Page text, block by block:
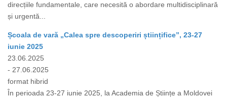
direcțiile fundamentale, care necesită o abordare multidisciplinară
și urgentă...
Școala de vară „Calea spre descoperiri științifice”, 23-27
iunie 2025
23.06.2025
- 27.06.2025
format hibrid
În perioada 23-27 iunie 2025, la Academia de Științe a Moldovei